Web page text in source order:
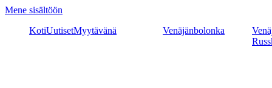
Mene sisältöön
KotiUutisetMyytävänä Venäjänbolonka